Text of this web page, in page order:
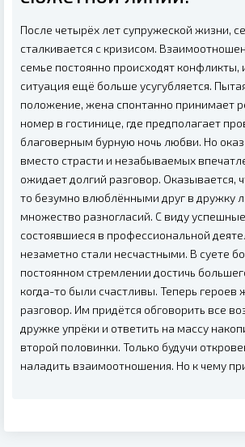
После четырёх лет супружеской жизни,
сталкивается с кризисом.
семье постоянно происходят конфликты,
ситуация ещё больше усугубляется.
положение, жена спонтанно принимает
номер в гостинице, где предполагает
благоверным бурную ночь любви. Но
вместо страсти и незабываемых
ожидает долгий разговор. Оказывается,
то безумно влюблёнными друг в дружку
множество разногласий. С виду
состоявшиеся в профессиональной
незаметно стали несчастными. В суете
постоянном стремлении достичь
когда-то были счастливы. Теперь героев
разговор. Им придётся обговорить все
дружке упрёки и ответить на массу
второй половинки. Только будучи
наладить взаимоотношения. Но к чему